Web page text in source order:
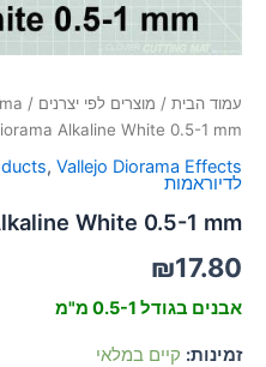
עמוד הבית / מוצרים לפי יצרנים /
Alkaline White 0.5-1 mm
, Vallejo Diorama Effects
לדיוראמות
White 0.5-1 mm
₪17.80
אבנים בגודל 0.5-1 מ"מ
זמינות: קיים במלאי